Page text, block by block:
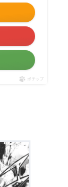
ポチップ